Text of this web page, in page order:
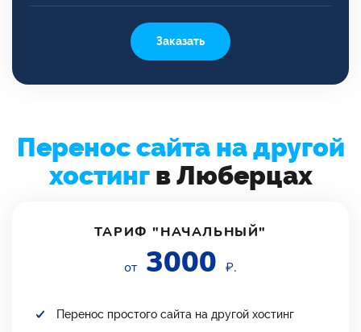
Заказать
Перенос сайта на другой
хостингв Люберцах
ТАРИФ "НАЧАЛЬНЫЙ"
от 3000 ₽.
Перенос простого сайта на другой хостинг